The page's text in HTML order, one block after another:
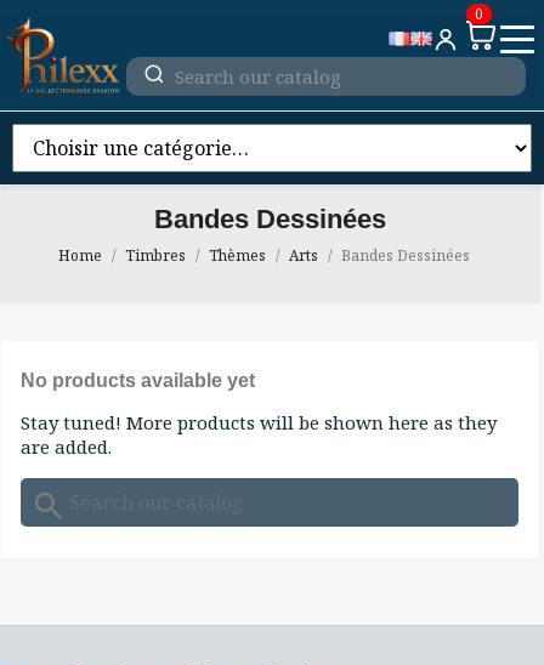
0
Bandes Dessinées
Home Timbres Thèmes Arts Bandes Dessinées
No products available yet
Stay tuned! More products will be shown here as they
are added.
search